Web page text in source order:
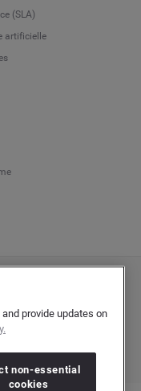
(SLA)
artificielle
English
Español
: GB 754 750 710
provide updates on
non-essential
cookies